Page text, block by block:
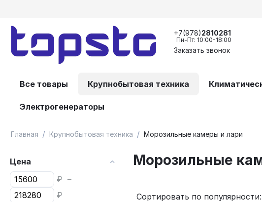
+7(978)2810281
Пн-Пт: 10:00-18:00
Заказать звонок
Все товары Крупнобытовая техника
Электрогенераторы
Главная / Крупнобытовая техника / Морозильные камеры и лари
Цена
₽ –
₽
Морозильные
Сортировать по